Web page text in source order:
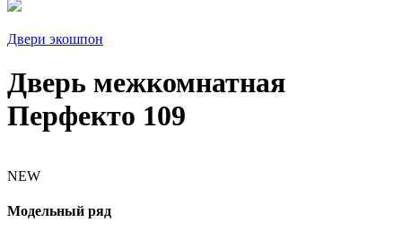
Двери экошпон
Дверь межкомнатная
Перфекто 109
NEW
Модельный ряд